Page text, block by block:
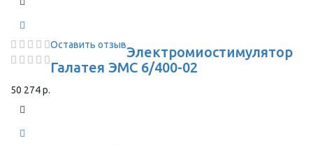
Оставить отзывЭлектромиостимулятор
Галатея ЭМС 6/400-02
50 274 р.